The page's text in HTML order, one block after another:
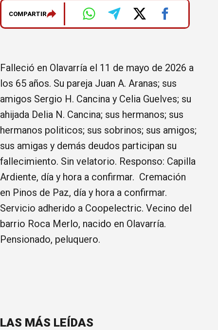
COMPARTIR
Falleció en Olavarría el 11 de mayo de 2026 a
los 65 años. Su pareja Juan A. Aranas; sus
amigos Sergio H. Cancina y Celia Guelves; su
ahijada Delia N. Cancina; sus hermanos; sus
hermanos politicos; sus sobrinos; sus amigos;
sus amigas y demás deudos participan su
fallecimiento. Sin velatorio. Responso: Capilla
Ardiente, día y hora a confirmar. Cremación
en Pinos de Paz, día y hora a confirmar.
Servicio adherido a Coopelectric. Vecino del
barrio Roca Merlo, nacido en Olavarría.
Pensionado, peluquero.
LAS MÁS LEÍDAS